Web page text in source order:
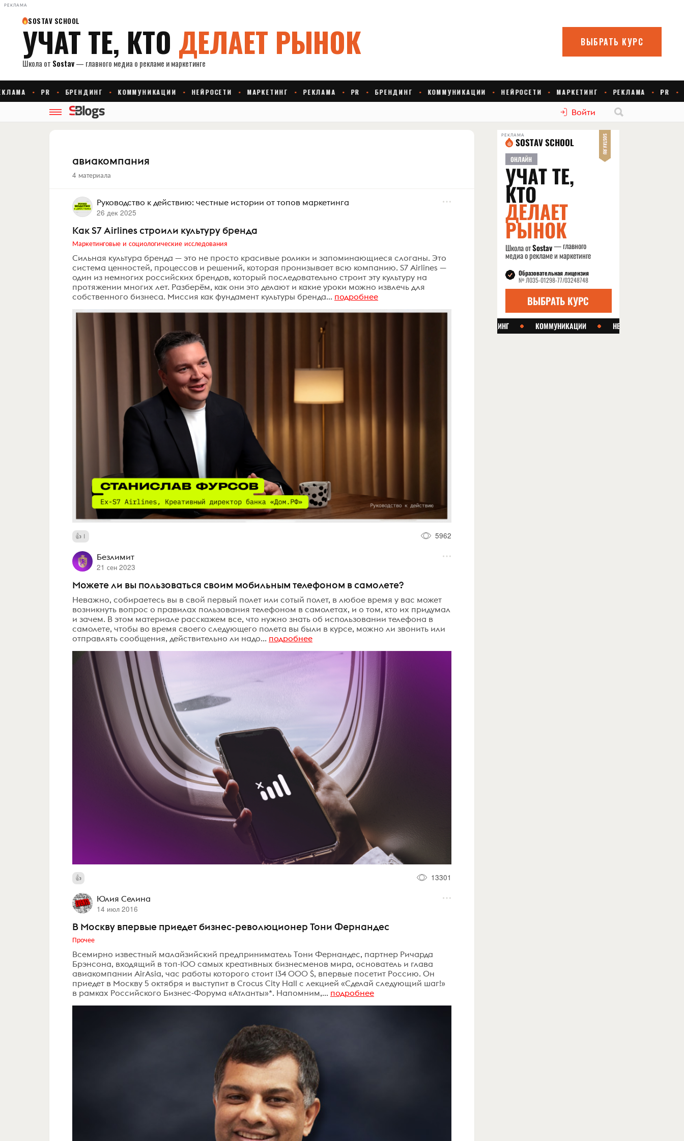
РЕКЛАМА
Войти
авиакомпания
4 материала
Руководство к действию: честные истории от топов маркетинга
26 дек 2025
Как S7 Airlines строили культуру бренда
Маркетинговые и социологические исследования
Сильная культура бренда — это не просто красивые ролики и запоминающиеся слоганы. Это
система ценностей, процессов и решений, которая пронизывает всю компанию. S7 Airlines —
один из немногих российских брендов, который последовательно строит эту культуру на
протяжении многих лет. Разберём, как они это делают и какие уроки можно извлечь для
собственного бизнеса. Миссия как фундамент культуры бренда... подробнее
1 5962
Безлимит
21 сен 2023
Можете ли вы пользоваться своим мобильным телефоном в самолете?
Неважно, собираетесь вы в свой первый полет или сотый полет, в любое время у вас может
возникнуть вопрос о правилах пользования телефоном в самолетах, и о том, кто их придумал
и зачем. В этом материале расскажем все, что нужно знать об использовании телефона в
самолете, чтобы во время своего следующего полета вы были в курсе, можно ли звонить или
отправлять сообщения, действительно ли надо... подробнее
13301
Юлия Селина
14 июл 2016
В Москву впервые приедет бизнес-революционер Тони Фернандес
Прочее
Всемирно известный малайзийский предприниматель Тони Фернандес, партнер Ричарда
Брэнсона, входящий в топ-100 самых креативных бизнесменов мира, основатель и глава
авиакомпании AirAsia, час работы которого стоит 134 000 $, впервые посетит Россию. Он
приедет в Москву 5 октября и выступит в Crocus City Hall с лекцией «Сделай следующий шаг!»
в рамках Российского Бизнес-Форума «Атланты»*. Напомним,... подробнее
РЕКЛАМА